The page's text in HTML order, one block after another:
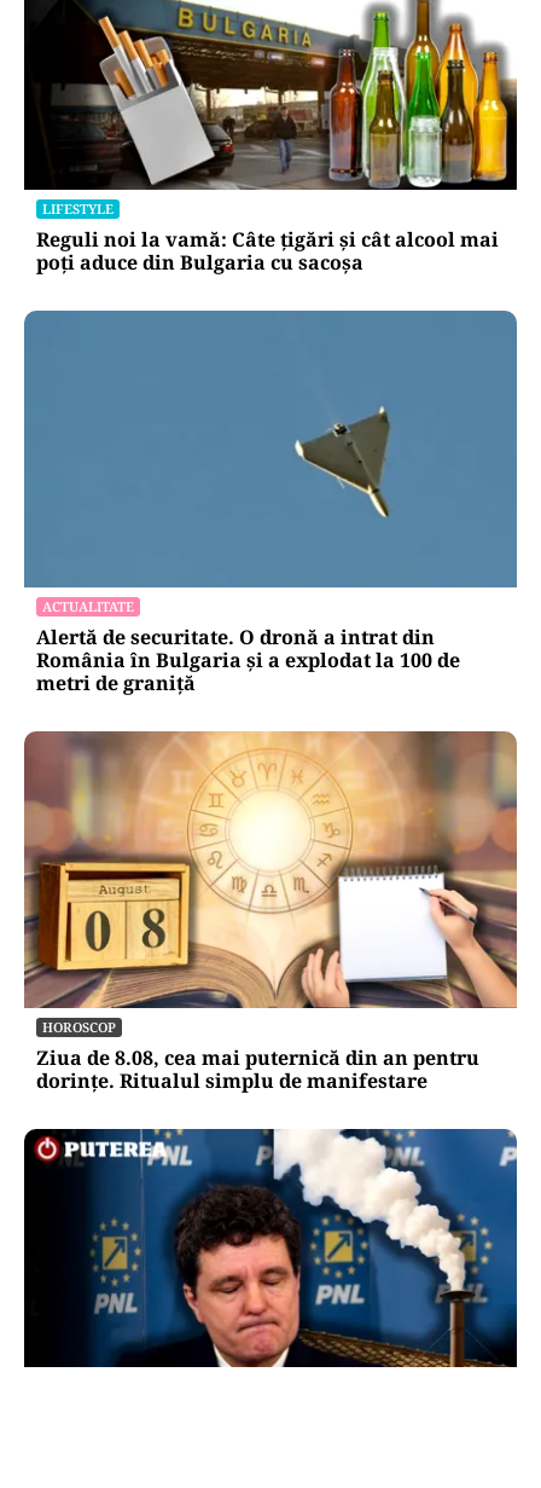
LIFESTYLE
Reguli noi la vamă: Câte țigări și cât alcool mai
poți aduce din Bulgaria cu sacoșa
ACTUALITATE
Alertă de securitate. O dronă a intrat din
România în Bulgaria şi a explodat la 100 de
metri de graniţă
HOROSCOP
Ziua de 8.08, cea mai puternică din an pentru
dorințe. Ritualul simplu de manifestare